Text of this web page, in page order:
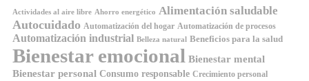
Actividades al aire libre Ahorro energético Alimentación saludable
Autocuidado Automatización del hogar Automatización de procesos
Automatización industrial Belleza natural Beneficios para la salud
Bienestar emocional Bienestar mental
Bienestar personal Consumo responsable Crecimiento personal